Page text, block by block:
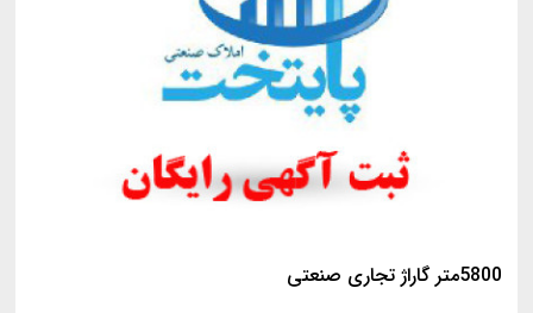
5800متر گاراژ تجاری صنعتی